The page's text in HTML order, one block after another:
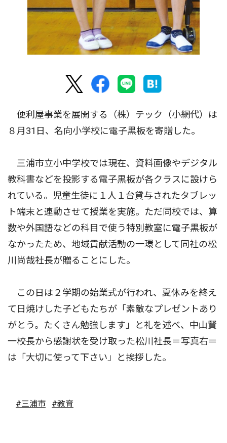
便利屋事業を展開する（株）テック（小網代）は
８月31日、名向小学校に電子黒板を寄贈した。
三浦市立小中学校では現在、資料画像やデジタル
教科書などを投影する電子黒板が各クラスに設けら
れている。児童生徒に１人１台貸与されたタブレッ
ト端末と連動させて授業を実施。ただ同校では、算
数や外国語などの科目で使う特別教室に電子黒板が
なかったため、地域貢献活動の一環として同社の松
川尚哉社長が贈ることにした。
この日は２学期の始業式が行われ、夏休みを終え
て日焼けした子どもたちが「素敵なプレゼントあり
がとう。たくさん勉強します」と礼を述べ、中山賢
一校長から感謝状を受け取った松川社長＝写真右＝
は「大切に使って下さい」と挨拶した。
#三浦市 #教育